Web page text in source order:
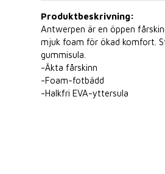
Produktbeskrivning:
Antwerpen är en öppen
mjuk foam för ökad komfort.
gummisula.
-Äkta fårskinn
-Foam-fotbädd
-Halkfri EVA-yttersula